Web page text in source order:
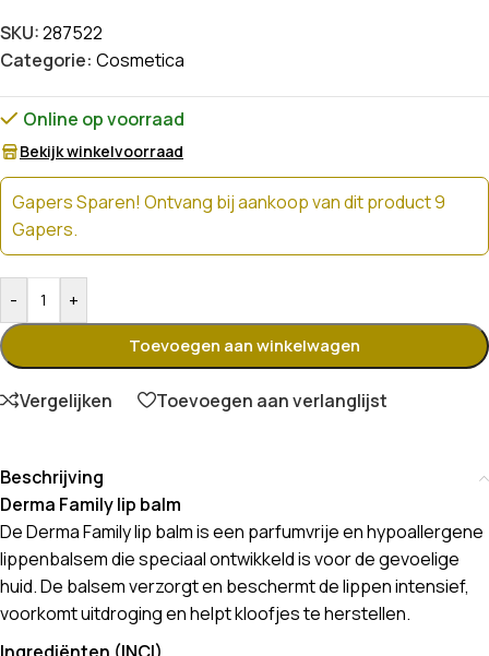
SKU:287522
Categorie: Cosmetica
Online op voorraad
Bekijk winkelvoorraad
Gapers Sparen! Ontvang bij aankoop van dit product 9
Gapers.
- +
Toevoegen aan winkelwagen
Vergelijken Toevoegen aan verlanglijst
Beschrijving
Derma Family lip balm
De Derma Family lip balm is een parfumvrije en hypoallergene
lippenbalsem die speciaal ontwikkeld is voor de gevoelige
huid. De balsem verzorgt en beschermt de lippen intensief,
voorkomt uitdroging en helpt kloofjes te herstellen.